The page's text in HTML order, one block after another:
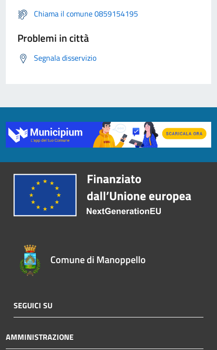
Chiama il comune 0859154195
Problemi in città
Segnala disservizio
Comune di Manoppello
SEGUICI SU
AMMINISTRAZIONE